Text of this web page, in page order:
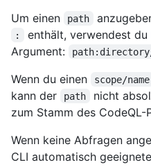
Um einen
path
: enthält, verwendest du
Argument:
Wenn du einen
scope/name
kann der
path
nicht
zum Stamm des
Wenn keine Abfragen
CLI automatisch